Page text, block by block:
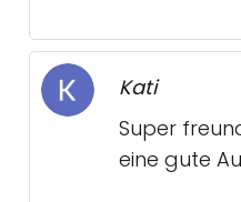
Kati
Super
eine gute